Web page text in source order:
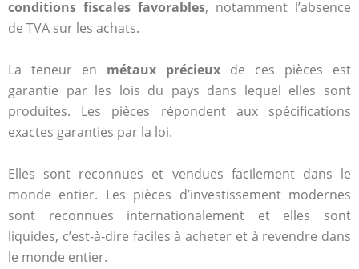
conditions fiscales favorables, notamment l’absence
de TVA sur les achats.
La teneur en métaux précieux de ces pièces est
garantie par les lois du pays dans lequel elles sont
produites. Les pièces répondent aux spécifications
exactes garanties par la loi.
Elles sont reconnues et vendues facilement dans le
monde entier. Les pièces d’investissement modernes
sont reconnues internationalement et elles sont
liquides, c’est-à-dire faciles à acheter et à revendre dans
le monde entier.